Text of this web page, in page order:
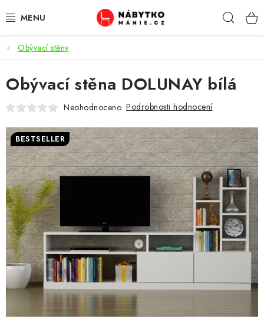
na
OBÝVACÍ POKOJ
KUCHYŇ A JÍDELNA
LOŽNICE
DĚTSKÝ POKOJ
KANCELÁŘ / PRACOVNA
KOUPELNA A WC
PŘEDSÍŇ
CHOVATELSKÉ POTŘEBY
DOPLŇKY A DEKORACE
Obývací stěny
Obývací stěna DOLUNAY bílá
Neohodnoceno Podrobnosti hodnocení
BESTSELLER